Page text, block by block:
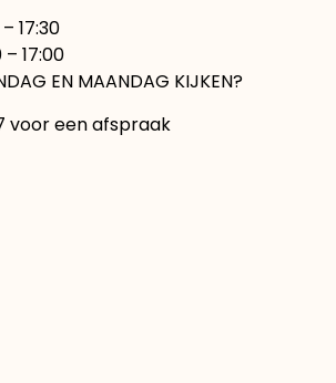
17:30
EN MAANDAG KIJKEN?
voor een afspraak